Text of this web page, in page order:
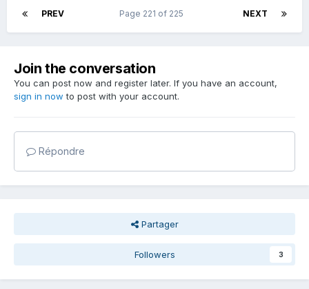
PREV NEXT
Page 221 of 225
Join the conversation
You can post now and register later. If you have an account,
sign in now to post with your account.
Répondre
Partager
Followers 3